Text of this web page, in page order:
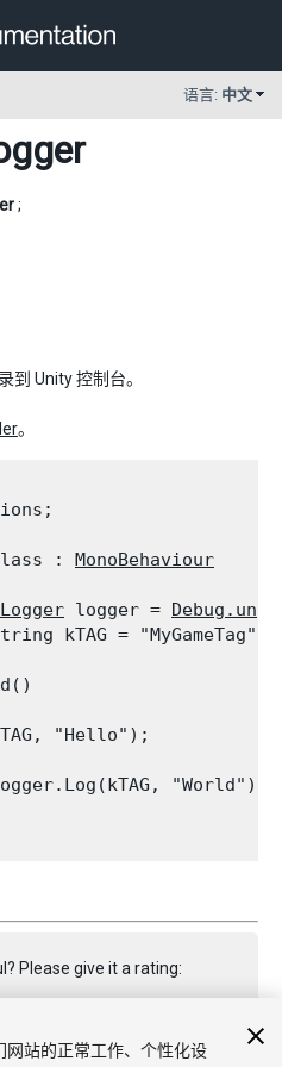
语言: 中文
;
到 Unity 控制台。
。
: MonoBehaviour
logger =
kTAG = "MyGameTag";
"Hello");
"World");
Please give it a rating:
网站的正常工作、个性化设